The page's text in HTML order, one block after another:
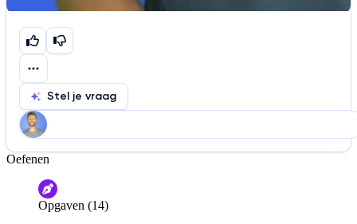
Stel je vraag
Help ons de video te verbeteren
De audio is slecht
Informatie is onjuist
Oefenen
Opgaven (14)